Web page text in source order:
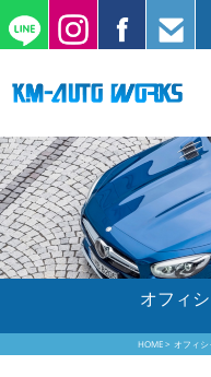
オフィ
HOME オフィ